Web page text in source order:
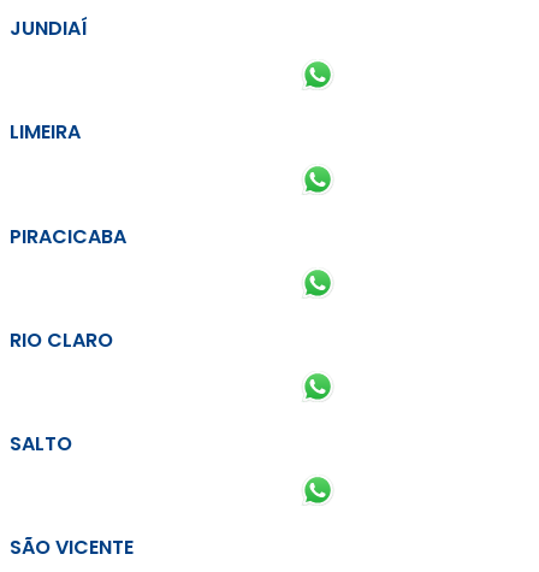
JUNDIAÍ
LIMEIRA
PIRACICABA
RIO CLARO
SALTO
SÃO VICENTE